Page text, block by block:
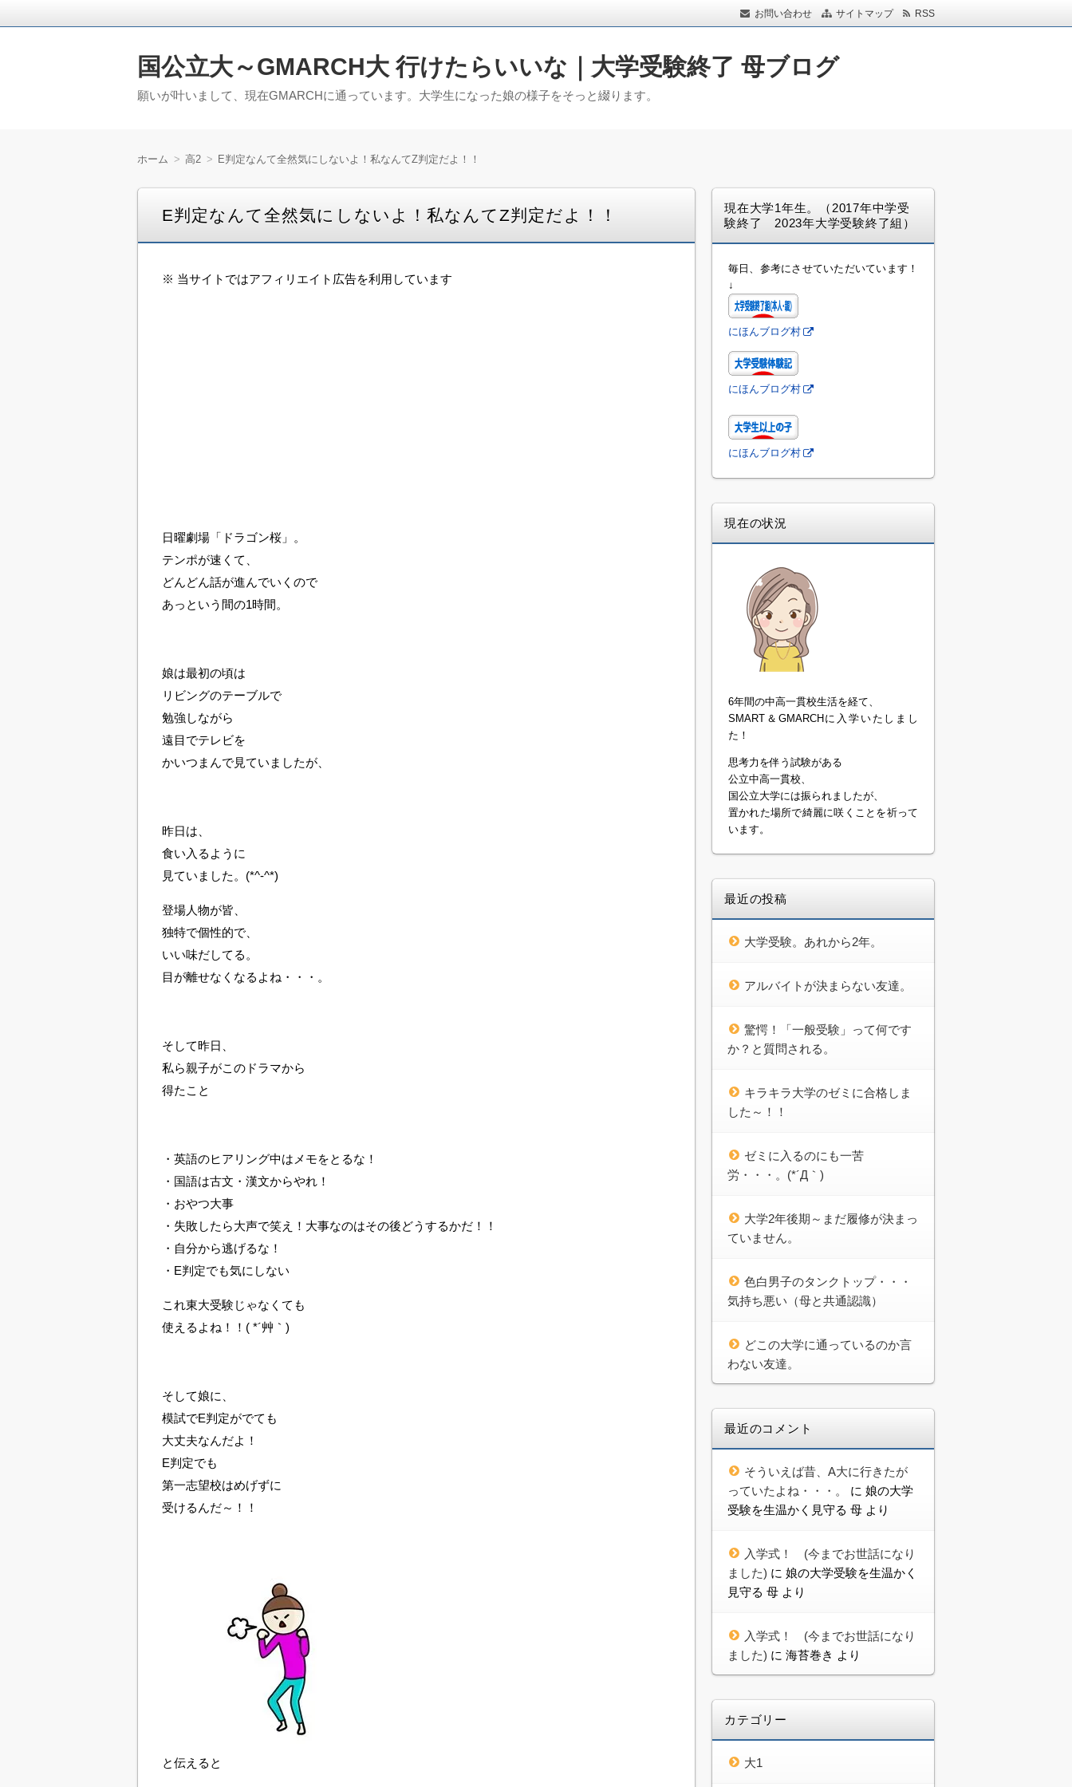
お問い合わせ サイトマップ RSS
国公立大～GMARCH大 行けたらいいな｜大学受験終了 母ブログ
願いが叶いまして、現在GMARCHに通っています。大学生になった娘の様子をそっと綴ります。
ホーム 高2 E判定なんて全然気にしないよ！私なんてZ判定だよ！！
E判定なんて全然気にしないよ！私なんてZ判定だよ！！
※ 当サイトではアフィリエイト広告を利用しています
日曜劇場「ドラゴン桜」。
テンポが速くて、
どんどん話が進んでいくので
あっという間の1時間。
娘は最初の頃は
リビングのテーブルで
勉強しながら
遠目でテレビを
かいつまんで見ていましたが、
昨日は、
食い入るように
見ていました。(*^-^*)
登場人物が皆、
独特で個性的で、
いい味だしてる。
目が離せなくなるよね・・・。
そして昨日、
私ら親子がこのドラマから
得たこと
・英語のヒアリング中はメモをとるな！
・国語は古文・漢文からやれ！
・おやつ大事
・失敗したら大声で笑え！大事なのはその後どうするかだ！！
・自分から逃げるな！
・E判定でも気にしない
これ東大受験じゃなくても
使えるよね！！( *´艸｀)
そして娘に、
模試でE判定がでても
大丈夫なんだよ！
E判定でも
第一志望校はめげずに
受けるんだ～！！
と伝えると
現在大学1年生。（2017年中学受
験終了 2023年大学受験終了組）
毎日、参考にさせていただいています！
↓
にほんブログ村
にほんブログ村
にほんブログ村
現在の状況
6年間の中高一貫校生活を経て、
SMART＆GMARCHに入学いたしまし
た！
思考力を伴う試験がある
公立中高一貫校、
国公立大学には振られましたが、
置かれた場所で綺麗に咲くことを祈って
います。
最近の投稿
大学受験。あれから2年。
アルバイトが決まらない友達。
驚愕！「一般受験」って何です
か？と質問される。
キラキラ大学のゼミに合格しま
した～！！
ゼミに入るのにも一苦
労・・・。(*´Д｀)
大学2年後期～まだ履修が決まっ
ていません。
色白男子のタンクトップ・・・
気持ち悪い（母と共通認識）
どこの大学に通っているのか言
わない友達。
最近のコメント
そういえば昔、A大に行きたが
っていたよね・・・。
に 娘の大学
受験を生温かく見守る 母 より
入学式！ (今までお世話になり
ました) に 娘の大学受験を生温かく
見守る 母 より
入学式！ (今までお世話になり
ました) に 海苔巻き より
カテゴリー
大1